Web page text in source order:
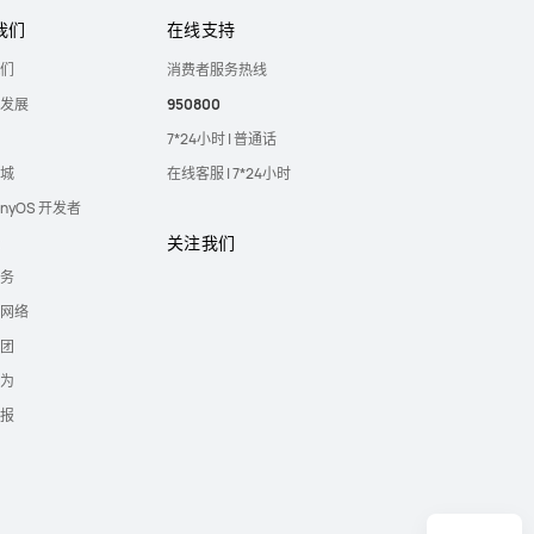
们
展
开发者
络
在线支持
消费者服务热线
950800
7*24小时 | 普通话
在线客服 | 7*24小时
关注我们